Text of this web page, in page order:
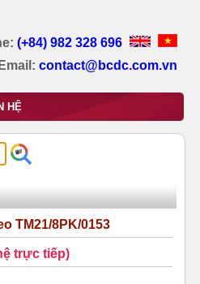
(+84) 982 328 696
Email: contact@bcdc.com.vn
HỆ
TM21/8PK/0153
trực tiếp)